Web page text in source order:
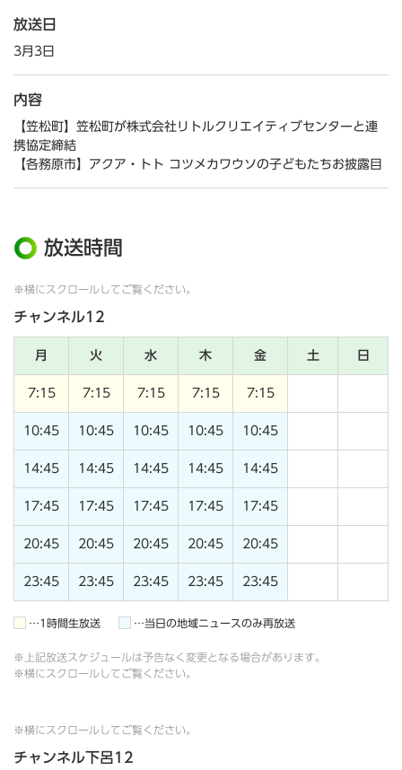
放送日
3月3日
内容
【笠松町】笠松町が株式会社リトルクリエイティブセンターと連
携協定締結
【各務原市】アクア・トト コツメカワウソの子どもたちお披露目
放送時間
※横にスクロールしてご覧ください。
チャンネル12
月 火 水 木 金 土 日
7:15 7:15 7:15 7:15 7:15
10:45 10:45 10:45 10:45 10:45
14:45 14:45 14:45 14:45 14:45
17:45 17:45 17:45 17:45 17:45
20:45 20:45 20:45 20:45 20:45
23:45 23:45 23:45 23:45 23:45
…1時間生放送 …当日の地域ニュースのみ再放送
※上記放送スケジュールは予告なく変更となる場合があります。
※横にスクロールしてご覧ください。
※横にスクロールしてご覧ください。
チャンネル下呂12